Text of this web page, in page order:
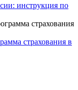
инструкция по
страхования в